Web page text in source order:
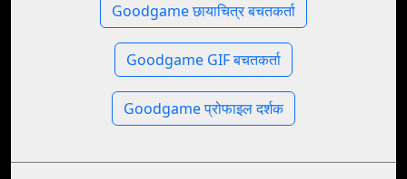
Goodgame छायाचित्र बचतकर्ता
Goodgame GIF बचतकर्ता
Goodgame प्रोफाइल दर्शक